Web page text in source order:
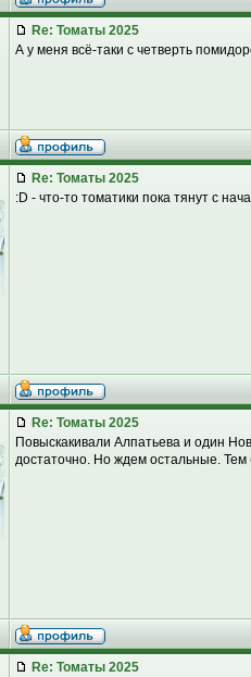
Re: Томаты 2025
А у меня всё-таки с четверть
Re: Томаты 2025
:D - что-то томатики пока тянут с
Re: Томаты 2025
Повыскакивали Алпатьева и один
достаточно. Но ждем остальные.
Re: Томаты 2025